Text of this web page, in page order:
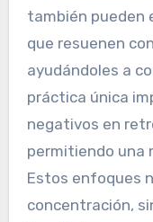
también pueden
que resuenen
ayudándoles a
práctica única
negativos en
permitiendo una
Estos enfoques
concentración,